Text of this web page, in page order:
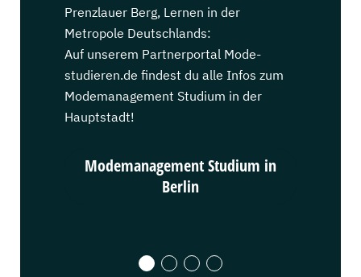
Prenzlauer Berg, Lernen in der
Metropole Deutschlands:
Auf unserem Partnerportal Mode-
studieren.de findest du alle Infos zum
Modemanagement Studium in der
Hauptstadt!
Modemanagement Studium in
Berlin